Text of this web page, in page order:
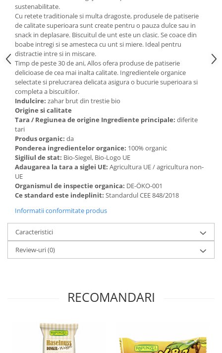
Paste si fidea
Paste bio din emmer
Paste bio din grau
Paste bio din spelta
Paste bio fara gluten
Paste bio integrale
Paste bio pentru copii
Paste fainoase bio
Pateu, sosuri si conserve
Conserve de peste bio
Crenvursti si pateu din carne bio
Pateu bio si creme vegetale
Sosuri bio
Produse din tomate
Ketchup bio
Sosuri bio din tomate
Sucuri si bauturi bio
Lapte bio si bauturi vegetale
Sirop bio
Sucuri din fructe si legume bio
Superalimente bio
Grasimi bio
sustenabilitate.
Cu retete traditionale si multa dragoste, produsele de patiserie
de calitate superioara sunt create pentru o pauza dulce sau in
snack in deplasare. Biscuitul de unt este un clasic. Se coace din
boabe intregi si se amesteca cu unt si miere. Ideal pentru
distractie intre si in miscare.
Timp de peste 30 de ani, Allos ofera produse de patiserie
delicioase de cea mai inalta calitate. Ingredientele organice
selectate si prelucrarea delicata asigura o bucurie superioara si
completa a biscuitilor.
Indulcire: zahar brut din trestie bio
Origine si calitate
Tara / Regiunea de origine Ingrediente principale: diferite
tari
Produs organic: da
Ponderea ingredientelor organice: 100% organic
Sigiliul de stat: Bio-Siegel, Bio-Logo UE
Adaugarea la tara a siglei UE: Agricultura UE / agricultura non-
UE
Organismul de inspectie organica: DE-ÖKO-001
Ce standard este indeplinit: Standardul CEE 848/2018
Informatii conformitate produs
Caracteristici
Review-uri(0)
RECOMANDARI